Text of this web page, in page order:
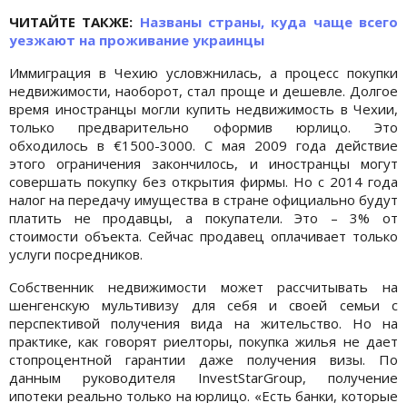
ЧИТАЙТЕ ТАКЖЕ: Названы страны, куда чаще всего
уезжают на проживание украинцы
Иммиграция в Чехию условжнилась, а процесс покупки
недвижимости, наоборот, стал проще и дешевле. Долгое
время иностранцы могли купить недвижимость в Чехии,
только предварительно оформив юрлицо. Это
обходилось в €1500-3000. С мая 2009 года действие
этого ограничения закончилось, и иностранцы могут
совершать покупку без открытия фирмы. Но с 2014 года
налог на передачу имущества в стране официально будут
платить не продавцы, а покупатели. Это – 3% от
стоимости объекта. Сейчас продавец оплачивает только
услуги посредников.
Собственник недвижимости может рассчитывать на
шенгенскую мультивизу для себя и своей семьи с
перспективой получения вида на жительство. Но на
практике, как говорят риелторы, покупка жилья не дает
стопроцентной гарантии даже получения визы. По
данным руководителя InvestStarGroup, получение
ипотеки реально только на юрлицо. «Есть банки, которые